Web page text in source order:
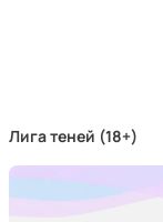
Лига теней (18+)